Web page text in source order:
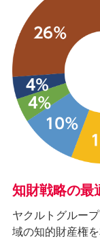
知財戦略の最
ヤクルトグルー
域の知的財産権